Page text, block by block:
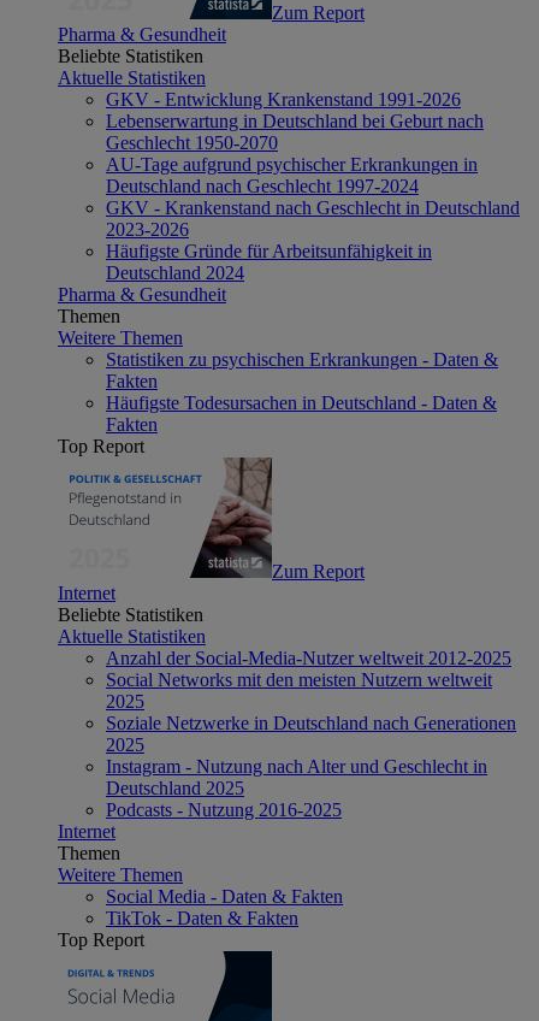
Zum Report
Pharma & Gesundheit
Beliebte Statistiken
Aktuelle Statistiken
GKV - Entwicklung Krankenstand 1991-2026
Lebenserwartung in Deutschland bei Geburt nach
Geschlecht 1950-2070
AU-Tage aufgrund psychischer Erkrankungen in
Deutschland nach Geschlecht 1997-2024
GKV - Krankenstand nach Geschlecht in Deutschland
2023-2026
Häufigste Gründe für Arbeitsunfähigkeit in
Deutschland 2024
Pharma & Gesundheit
Themen
Weitere Themen
Statistiken zu psychischen Erkrankungen - Daten &
Fakten
Häufigste Todesursachen in Deutschland - Daten &
Fakten
Top Report
Zum Report
Internet
Beliebte Statistiken
Aktuelle Statistiken
Anzahl der Social-Media-Nutzer weltweit 2012-2025
Social Networks mit den meisten Nutzern weltweit
2025
Soziale Netzwerke in Deutschland nach Generationen
2025
Instagram - Nutzung nach Alter und Geschlecht in
Deutschland 2025
Podcasts - Nutzung 2016-2025
Internet
Themen
Weitere Themen
Social Media - Daten & Fakten
TikTok - Daten & Fakten
Top Report